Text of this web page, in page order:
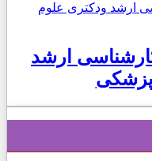
ارشد
پزشکی